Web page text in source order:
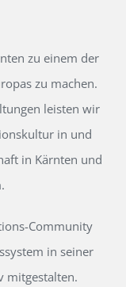
zu einem der
zu machen.
leisten wir
in und
in Kärnten und
Community
in seiner
mitgestalten.